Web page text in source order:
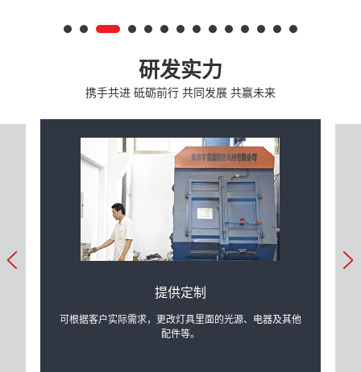
研发实力
携手共进 砥砺前行 共同发展 共赢未来
提供定制
可根据客户实际需求，更改灯具里面的光源、电器及其他
配件等。